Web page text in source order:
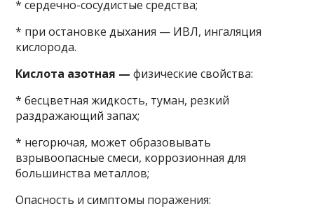
* сердечно-сосудистые средства;
* при остановке дыхания — ИВЛ, ингаляция
кислорода.
Кислота азотная — физические свойства:
* бесцветная жидкость, туман, резкий
раздражающий запах;
* негорючая, может образовывать
взрывоопасные смеси, коррозионная для
большинства металлов;
Опасность и симптомы поражения: